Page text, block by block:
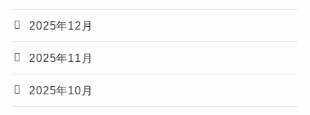
2025年12月
2025年11月
2025年10月